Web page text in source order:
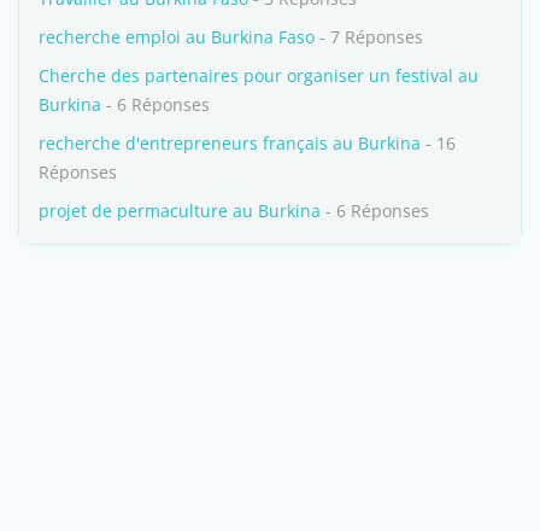
recherche emploi au Burkina Faso - 7 Réponses
Cherche des partenaires pour organiser un festival au
Burkina - 6 Réponses
recherche d'entrepreneurs français au Burkina - 16
Réponses
projet de permaculture au Burkina - 6 Réponses